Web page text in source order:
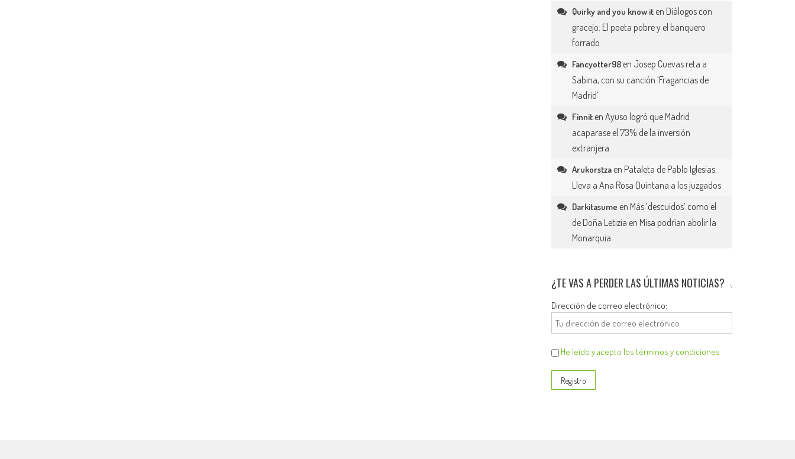
Quirky and you know it en Diálogos con
gracejo: El poeta pobre y el banquero
forrado
Fancyotter98 en Josep Cuevas reta a
Sabina, con su canción ‘Fragancias de
Madrid’
Finnit enAyuso logró que Madrid
acaparase el 73% de la inversión
extranjera
Arukorstza en Pataleta de Pablo Iglesias:
Lleva a Ana Rosa Quintana a los juzgados
Darkitasume en Más ‘descuidos’ como el
de Doña Letizia en Misa podrían abolir la
Monarquía
¿TE VAS A PERDER LAS ÚLTIMAS NOTICIAS?
Dirección de correo electrónico:
He leído y acepto los términos y condiciones